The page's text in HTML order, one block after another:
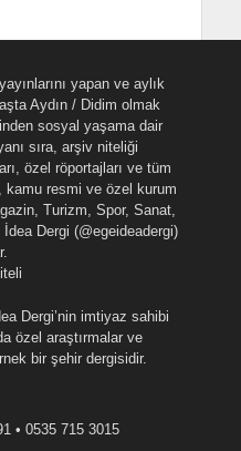
yapan ve aylık
Aydın / Didim olmak
sosyal yaşama dair
sıra, arşiv niteliği
özel röportajları ve tüm
kamu resmi ve özel kurum
Turizm, Spor, Sanat,
İdea Dergi (@egeideadergi)
Dergi’nin imtiyaz sahibi
özel araştırmalar ve
bir şehir dergisidir.
• 0535 715 3015